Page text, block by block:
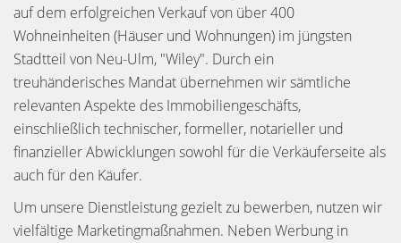
auf dem erfolgreichen Verkauf von über 400
Wohneinheiten (Häuser und Wohnungen) im jüngsten
Stadtteil von Neu-Ulm, "Wiley". Durch ein
treuhänderisches Mandat übernehmen wir sämtliche
relevanten Aspekte des Immobiliengeschäfts,
einschließlich technischer, formeller, notarieller und
finanzieller Abwicklungen sowohl für die Verkäuferseite als
auch für den Käufer.
Um unsere Dienstleistung gezielt zu bewerben, nutzen wir
vielfältige Marketingmaßnahmen. Neben Werbung in